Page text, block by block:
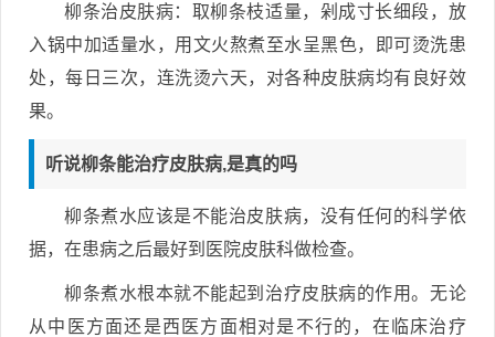
柳条治皮肤病：取柳条枝适量，剁成寸长细段，放
入锅中加适量水，用文火熬煮至水呈黑色，即可烫洗患
处，每日三次，连洗烫六天，对各种皮肤病均有良好效
果。
听说柳条能治疗皮肤病,是真的吗
柳条煮水应该是不能治皮肤病，没有任何的科学依
据，在患病之后最好到医院皮肤科做检查。
柳条煮水根本就不能起到治疗皮肤病的作用。无论
从中医方面还是西医方面相对是不行的，在临床治疗